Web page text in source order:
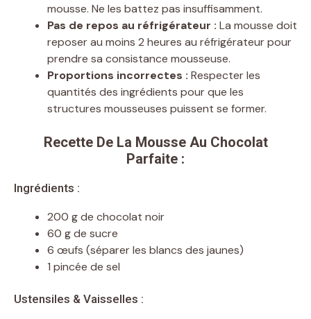
mousse. Ne les battez pas insuffisamment.
Pas de repos au réfrigérateur : La mousse doit
reposer au moins 2 heures au réfrigérateur pour
prendre sa consistance mousseuse.
Proportions incorrectes : Respecter les
quantités des ingrédients pour que les
structures mousseuses puissent se former.
Recette De La Mousse Au Chocolat
Parfaite :
Ingrédients :
200 g de chocolat noir
60 g de sucre
6 œufs (séparer les blancs des jaunes)
1 pincée de sel
Ustensiles & Vaisselles :